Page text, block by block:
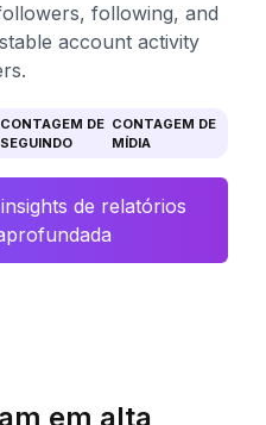
following, and
account activity
CONTAGEM DE
SEGUINDO
CONTAGEM DE
MÍDIA
de relatórios
em alta